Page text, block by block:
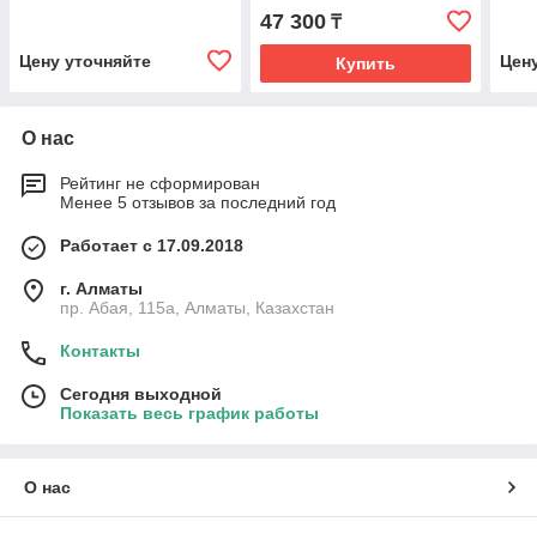
Цену уточняйте
47 300₸
Купить
О нас
Рейтинг не сформирован
Менее 5 отзывов за последний год
Работает с 17.09.2018
г. Алматы
пр. Абая, 115а, Алматы, Казахстан
Контакты
Сегодня выходной
Показать весь график работы
О нас